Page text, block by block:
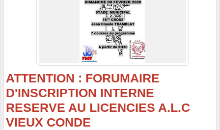
ATTENTION : FORUMAIRE
D'INSCRIPTION INTERNE
RESERVE AU LICENCIES A.L.C
VIEUX CONDE